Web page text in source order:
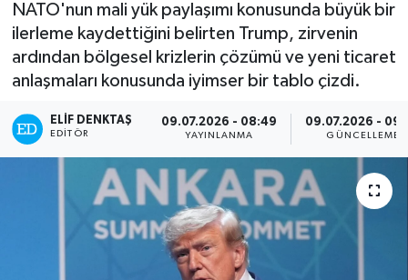
NATO'nun mali yük paylaşımı konusunda büyük bir
ilerleme kaydettiğini belirten Trump, zirvenin
ardından bölgesel krizlerin çözümü ve yeni ticaret
anlaşmaları konusunda iyimser bir tablo çizdi.
ELIF DENKTAŞ
EDITÖR
09.07.2026 - 08:49
YAYINLANMA
09.07.2026 -
GÜNCELLEME
Turizm
Kültür - Sanat
Lider Haber TV Canlı Yayın izle